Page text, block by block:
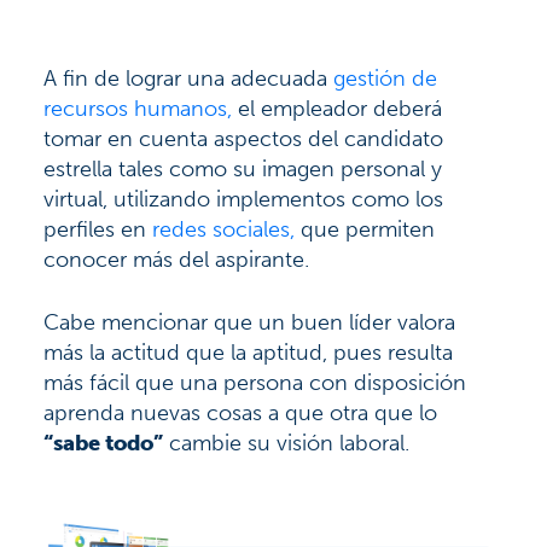
A fin de lograr una adecuada gestión de
recursos humanos, el empleador deberá
tomar en cuenta aspectos del candidato
estrella tales como su imagen personal y
virtual, utilizando implementos como los
perfiles en redes sociales, que permiten
conocer más del aspirante.
Cabe mencionar que un buen líder valora
más la actitud que la aptitud, pues resulta
más fácil que una persona con disposición
aprenda nuevas cosas a que otra que lo
“sabe todo” cambie su visión laboral.